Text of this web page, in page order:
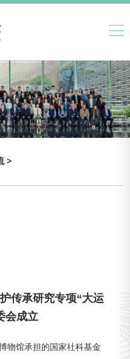
>
传承研究专项“大运
会成立
物馆承担的国家社科基金